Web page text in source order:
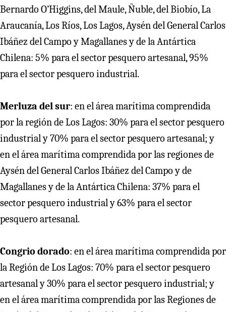
Bernardo O’Higgins, del Maule, Ñuble, del Biobío, La
Araucanía, Los Ríos, Los Lagos, Aysén del General Carlos
Ibáñez del Campo y Magallanes y de la Antártica
Chilena: 5% para el sector pesquero artesanal, 95%
para el sector pesquero industrial.
Merluza del sur: en el área marítima comprendida
por la región de Los Lagos: 30% para el sector pesquero
industrial y 70% para el sector pesquero artesanal; y
en el área marítima comprendida por las regiones de
Aysén del General Carlos Ibáñez del Campo y de
Magallanes y de la Antártica Chilena: 37% para el
sector pesquero industrial y 63% para el sector
pesquero artesanal.
Congrio dorado: en el área marítima comprendida por
la Región de Los Lagos: 70% para el sector pesquero
artesanal y 30% para el sector pesquero industrial; y
en el área marítima comprendida por las Regiones de